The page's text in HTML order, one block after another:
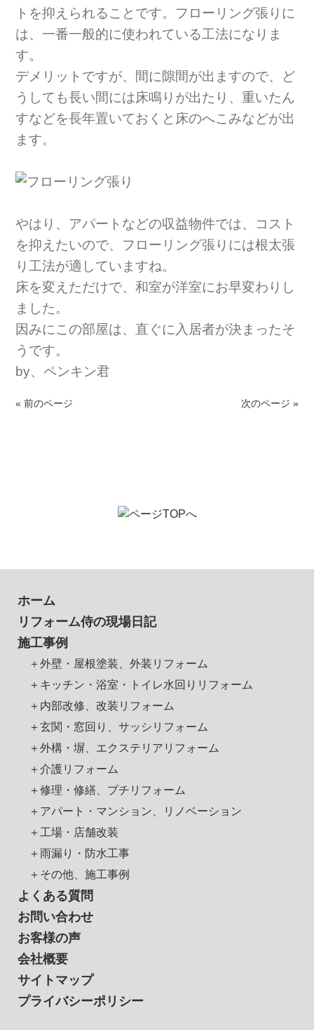
トを抑えられることです。フローリング張りに
は、一番一般的に使われている工法になりま
す。
デメリットですが、間に隙間が出ますので、ど
うしても長い間には床鳴りが出たり、重いたん
すなどを長年置いておくと床のへこみなどが出
ます。
やはり、アパートなどの収益物件では、コスト
を抑えたいので、フローリング張りには根太張
り工法が適していますね。
床を変えただけで、和室が洋室にお早変わりし
ました。
因みにこの部屋は、直ぐに入居者が決まったそ
うです。
by、ペンキン君
« 前のページ 次のページ »
ホーム
リフォーム侍の現場日記
施工事例
＋外壁・屋根塗装、外装リフォーム
＋キッチン・浴室・トイレ水回りリフォーム
＋内部改修、改装リフォーム
＋玄関・窓回り、サッシリフォーム
＋外構・塀、エクステリアリフォーム
＋介護リフォーム
＋修理・修繕、プチリフォーム
＋アパート・マンション、リノベーション
＋工場・店舗改装
＋雨漏り・防水工事
＋その他、施工事例
よくある質問
お問い合わせ
お客様の声
会社概要
サイトマップ
プライバシーポリシー